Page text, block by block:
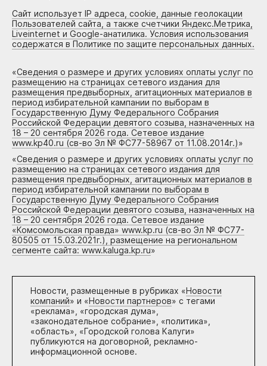
Сайт использует IP адреса, cookie, данные геолокации
Пользователей сайта, а также счетчики Яндекс.Метрика,
Liveinternet и Google-анатилика. Условия использования
содержатся в Политике по защите персональных данных.
«Сведения о размере и других условиях оплаты услуг по
размещению на страницах сетевого издания для
размещения предвыборных, агитационных материалов в
период избирательной кампании по выборам в
Государственную Думу Федерального Собрания
Российской Федерации девятого созыва, назначенных на
18 – 20 сентября 2026 года. Сетевое издание
www.kp40.ru (св-во Эл № ФС77-58967 от 11.08.2014г.)»
«Сведения о размере и других условиях оплаты услуг по
размещению на страницах сетевого издания для
размещения предвыборных, агитационных материалов в
период избирательной кампании по выборам в
Государственную Думу Федерального Собрания
Российской Федерации девятого созыва, назначенных на
18 – 20 сентября 2026 года. Сетевое издание
«Комсомольская правда» www.kp.ru (св-во Эл № ФС77-
80505 от 15.03.2021г.), размещение на региональном
сегменте сайта: www.kaluga.kp.ru»
Новости, размещенные в рубриках «Новости
компаний» и «Новости партнеров» с тегами
«реклама», «городская дума»,
«законодательное собрание», «политика»,
«область», «Городской голова Калуги»
публикуются на договорной, рекламно-
информационной основе.